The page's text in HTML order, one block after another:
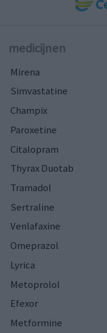
medicijnen
Mirena
Simvastatine
Champix
Paroxetine
Citalopram
Thyrax Duotab
Tramadol
Sertraline
Venlafaxine
Omeprazol
Lyrica
Metoprolol
Efexor
Metformine